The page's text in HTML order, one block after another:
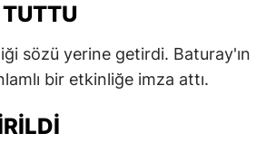
sözü yerine getirdi. Baturay'ın
bir etkinliğe imza attı.